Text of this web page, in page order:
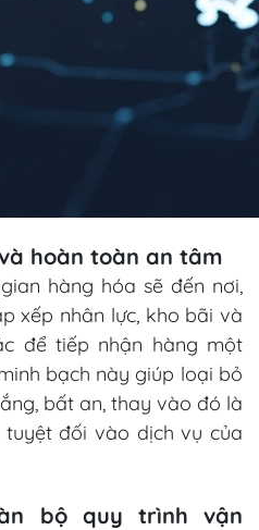
hoàn toàn an tâm
hàng hóa sẽ đến nơi,
xếp nhân lực, kho bãi và
để tiếp nhận hàng một
bạch này giúp loại bỏ
bất an, thay vào đó là
đối vào dịch vụ của
bộ quy trình vận